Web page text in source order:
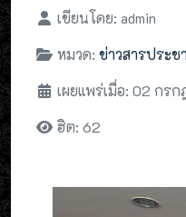
เขียนโดย: admin
หมวด: ข่าวสารประ
เผยแพร่เมื่อ: 02 กร
ฮิต: 62